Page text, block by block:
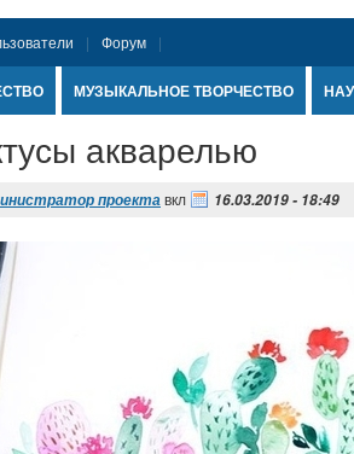
Форум
МУЗЫКАЛЬНОЕ ТВОРЧЕСТВО
акварелью
проектавкл 16.03.2019 - 18:49